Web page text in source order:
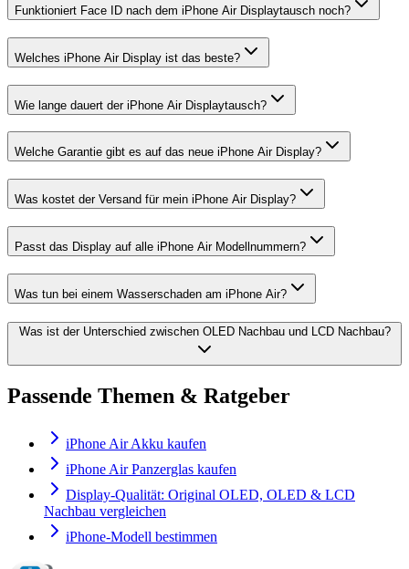
Funktioniert Face ID nach dem iPhone Air Displaytausch noch?
Welches iPhone Air Display ist das beste?
Wie lange dauert der iPhone Air Displaytausch?
Welche Garantie gibt es auf das neue iPhone Air Display?
Was kostet der Versand für mein iPhone Air Display?
Passt das Display auf alle iPhone Air Modellnummern?
Was tun bei einem Wasserschaden am iPhone Air?
Was ist der Unterschied zwischen OLED Nachbau und LCD Nachbau?
Passende Themen & Ratgeber
iPhone Air Akku kaufen
iPhone Air Panzerglas kaufen
Display-Qualität: Original OLED, OLED & LCD
Nachbau vergleichen
iPhone-Modell bestimmen